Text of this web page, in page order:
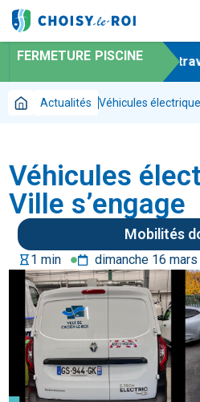
FERMETURE PISCINE
- En raison de
Actualités Véhicules
Véhicules
Ville s’engage
Mobilités
hourglass1 min dimanche 16